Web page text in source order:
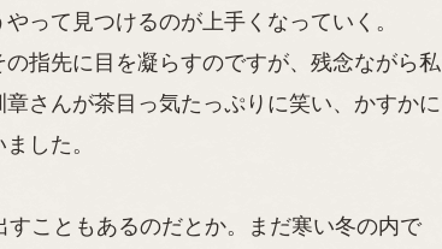
って見つけるのが上手くなっていく。
指先に目を凝らすのですが、残念ながら私
さんが茶目っ気たっぷりに笑い、かすかに
した。
こともあるのだとか。まだ寒い冬の内で